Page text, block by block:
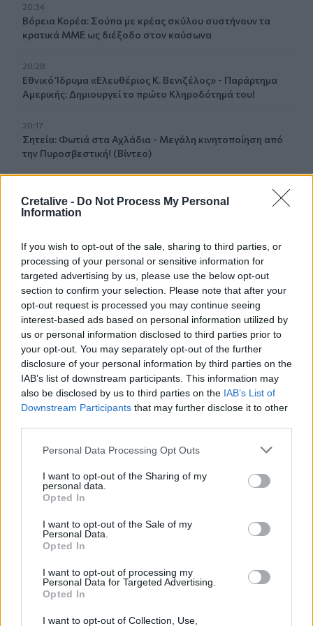
Cretalive - Do Not Process My Personal
Information
If you wish to opt-out of the sale, sharing to third parties, or
processing of your personal or sensitive information for
targeted advertising by us, please use the below opt-out
section to confirm your selection. Please note that after your
opt-out request is processed you may continue seeing
interest-based ads based on personal information utilized by
us or personal information disclosed to third parties prior to
your opt-out. You may separately opt-out of the further
disclosure of your personal information by third parties on the
IAB’s list of downstream participants. This information may
also be disclosed by us to third parties on the IAB’s List of
Downstream Participants that may further disclose it to other
Personal Data Processing Opt Outs
I want to opt-out of the Sharing of my
personal data.
Opted In
I want to opt-out of the Sale of my
Personal Data.
Opted In
I want to opt-out of processing my
Personal Data for Targeted Advertising.
Opted In
I want to opt-out of Collection, Use,
20:34
Βόρεια Κορέα: Σούπα με κρέας σκύλου συστήνουν τα
κρατικά ΜΜΕ ως διέξοδο στον καύσωνα
20:28
Εθνικό Ίδρυμα «Ελευθέριος Κ. Βενιζέλος» - Παράρτημα
Αμερικής: Δημιουργεί το πρώτο Κληροδότημά του!
20:17
Σητεία: Φωτιά στα Αχλάδια - Μεγάλη κινητοποίηση από
την Πυροσβεστική! (Βίντεο)
Ρέθυμνο: Φωτιά σε σπίτι προκάλεσε αναστάτωση στην
Καλλιθέα
19:59
Μαρούσι: Συνελήφθη 35χρονος με 106 συσκευασίες
χασίς σε προαύλιο χώρο σχολείου
19:55
Πάτρα: Θρήνος για μωράκι μόλις 8 ημερών –
Νοσηλευόταν στη ΜΕΘ Νεογνών
19:45
Καταβλήθηκαν 33.579.900 εκατ. ευρώ για την αγορά
λιπασμάτων
στρέμματα στάχτη, από την Πορτογαλία έως την Κρήτη
της αίθουσας χορού στον Λευκό Οίκο
Χανιά: Σχεδόν 1 εκατ. ευρώ από το Ταμείο Αλληλεγγύης
του Υπουργείου Μετανάστευσης και Ασύλου για
σχολικές υποδομές και δημόσιους χώρους